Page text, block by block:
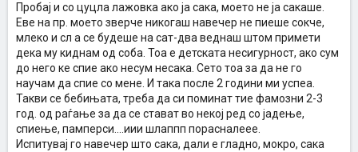
Пробај и со цуцла лажовка ако ја сака, моето не ја сакаше.
Еве на пр. моето зверче никогаш навечер не пиеше сокче,
млеко и сл а се будеше на сат-два веднаш штом примети
дека му киднам од соба. Тоа е детската несигурност, ако сум
до него ке спие ако несум несака. Сето тоа за да не го
научам да спие со мене. И така после 2 години ми успеа.
Такви се бебињата, треба да си поминат тие фамозни 2-3
год. од раѓање за да се стават во некој ред со јадење,
спиење, памперси....иии шлаппп порасналеее.
Испитувај го навечер што сака, дали е гладно, мокро, сака